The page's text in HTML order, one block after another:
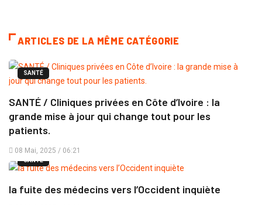
ARTICLES DE LA MÊME CATÉGORIE
SANTÉ
SANTÉ / Cliniques privées en Côte d’Ivoire : la
grande mise à jour qui change tout pour les
patients.
08 Mai, 2025 / 06:21
SANTÉ
la fuite des médecins vers l’Occident inquiète